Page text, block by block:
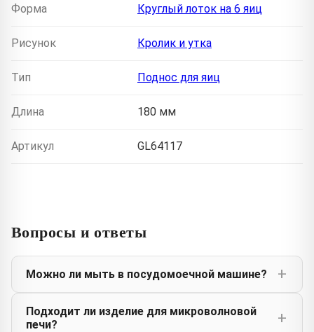
Форма Круглый лоток на 6 яиц
Рисунок Кролик и утка
Тип Поднос для яиц
Длина 180 мм
Артикул GL64117
Вопросы и ответы
Можно ли мыть в посудомоечной машине?
Подходит ли изделие для микроволновой
печи?